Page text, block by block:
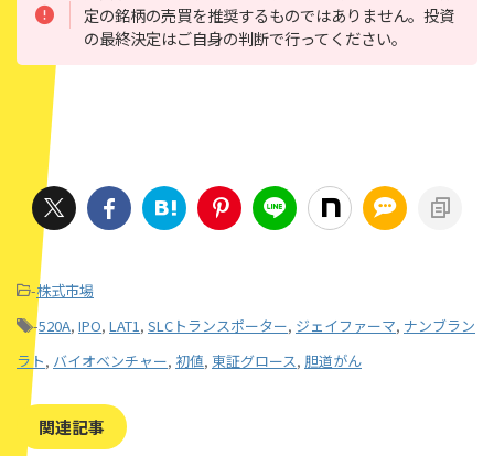
定の銘柄の売買を推奨するものではありません。投資
の最終決定はご自身の判断で行ってください。
-株式市場
-520A, IPO, LAT1, SLCトランスポーター, ジェイファーマ, ナンブラン
ラト, バイオベンチャー, 初値, 東証グロース, 胆道がん
関連記事